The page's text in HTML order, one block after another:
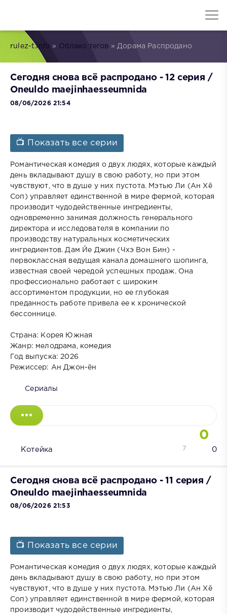
rulez-t.info » Облако тегов » Дорама Распродано
Сегодня снова всё распродано - 12 серия /
Oneuldo maejinhaesseumnida
08/06/2026 21:54
📺 Показать все серии
Романтическая комедия о двух людях, которые каждый
день вкладывают душу в свою работу, но при этом
чувствуют, что в душе у них пустота. Мэтью Ли (Ан Хё
Соп) управляет единственной в мире фермой, которая
производит чудодейственные ингредиенты,
одновременно занимая должность генерального
директора и исследователя в компании по
производству натуральных косметических
ингредиентов. Дам Йе Джин (Чхэ Вон Бин) -
первоклассная ведущая канала домашнего шопинга,
известная своей чередой успешных продаж. Она
профессионально работает с широким
ассортиментом продукции, но ее глубокая
преданность работе привела ее к хронической
бессоннице.
Страна: Корея Южная
Жанр: мелодрама, комедия
Год выпуска: 2026
Режиссер: Ан Джон-ён
Сериалы
0
Котейка 0
7
Сегодня снова всё распродано - 11 серия /
Oneuldo maejinhaesseumnida
08/06/2026 21:53
📺 Показать все серии
Романтическая комедия о двух людях, которые каждый
день вкладывают душу в свою работу, но при этом
чувствуют, что в душе у них пустота. Мэтью Ли (Ан Хё
Соп) управляет единственной в мире фермой, которая
производит чудодейственные ингредиенты,